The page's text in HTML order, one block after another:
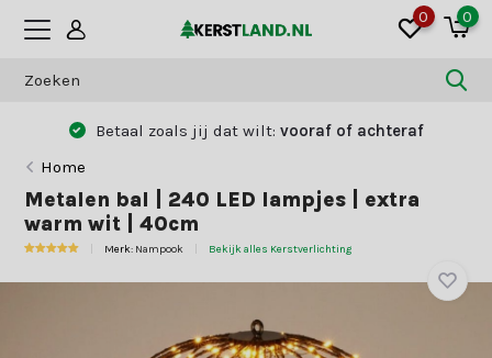
0 0
Betaal zoals jij dat wilt: vooraf of achteraf
Home
Metalen bal | 240 LED lampjes | extra
warm wit | 40cm
Merk: Nampook Bekijk alles Kerstverlichting